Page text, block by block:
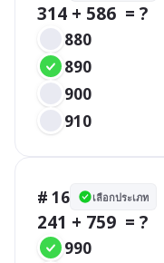
314 + 586  = ?
880
890
900
910
# 16 เลือกประเภท
241 + 759  = ?
990